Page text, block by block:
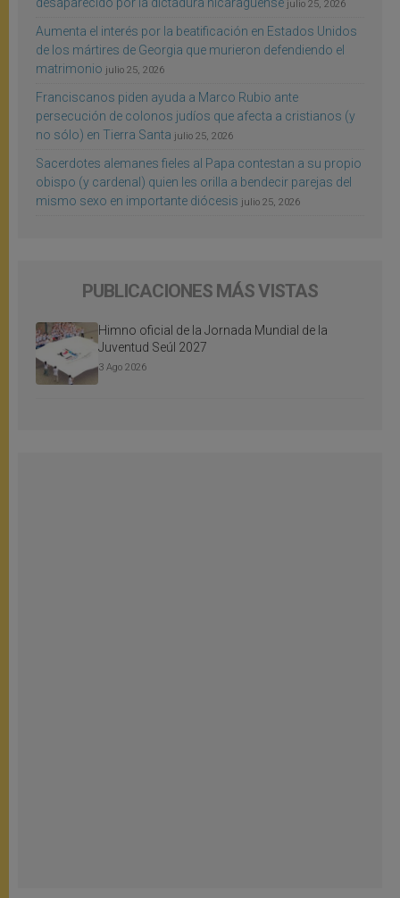
julio 25, 2026
Aumenta el interés por la beatificación en Estados Unidos
de los mártires de Georgia que murieron defendiendo el
matrimonio julio 25, 2026
Franciscanos piden ayuda a Marco Rubio ante
persecución de colonos judíos que afecta a cristianos (y
no sólo) en Tierra Santa julio 25, 2026
Sacerdotes alemanes fieles al Papa contestan a su propio
obispo (y cardenal) quien les orilla a bendecir parejas del
mismo sexo en importante diócesis julio 25, 2026
PUBLICACIONES MÁS VISTAS
Himno oficial de la Jornada Mundial de la
Juventud Seúl 2027
3 Ago 2026